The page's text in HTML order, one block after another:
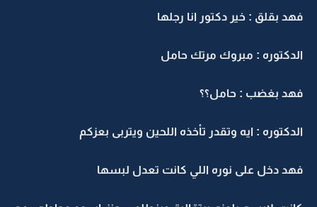
بقلق : خير دكتور انا رجلها
: مبروك مرتك حامل
بغضب : حامل؟؟
: ايه وتقدر تأخذه اللحين ويتربى بعزكم
دخل على نوره اللي كانت تعدل لبسها